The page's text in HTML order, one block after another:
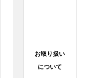
お取り扱い
について